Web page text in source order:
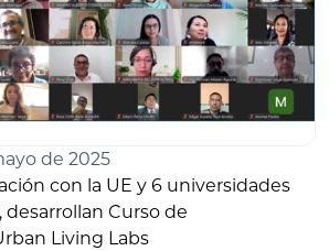
de 2025
con la UE y 6 universidades
desarrollan Curso de
Living Labs